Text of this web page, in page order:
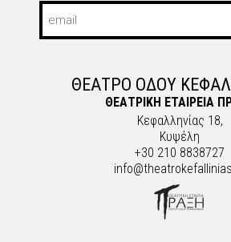
ΘΕΑΤΡΟ ΟΔΟΥ
ΘΕΑΤΡΙΚΗ ΕΤΑΙΡΕΙΑ
Κεφαλληνίας 18,
Κυψέλη
+30 210 8838727